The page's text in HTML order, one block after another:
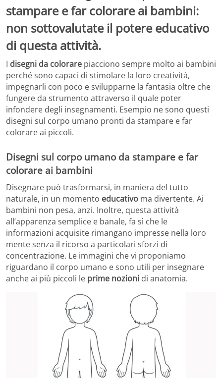
stampare e far colorare ai bambini:
non sottovalutate il potere educativo
di questa attività.
I disegni da colorare piacciono sempre molto ai bambini
perché sono capaci di stimolare la loro creatività,
impegnarli con poco e svilupparne la fantasia oltre che
fungere da strumento attraverso il quale poter
infondere degli insegnamenti. Esempio ne sono questi
disegni sul corpo umano pronti da stampare e far
colorare ai piccoli.
Disegni sul corpo umano da stampare e far
colorare ai bambini
Disegnare può trasformarsi, in maniera del tutto
naturale, in un momento educativo ma divertente. Ai
bambini non pesa, anzi. Inoltre, questa attività
all’apparenza semplice e banale, fa sì che le
informazioni acquisite rimangano impresse nella loro
mente senza il ricorso a particolari sforzi di
concentrazione. Le immagini che vi proponiamo
riguardano il corpo umano e sono utili per insegnare
anche ai più piccoli le prime nozioni di anatomia.